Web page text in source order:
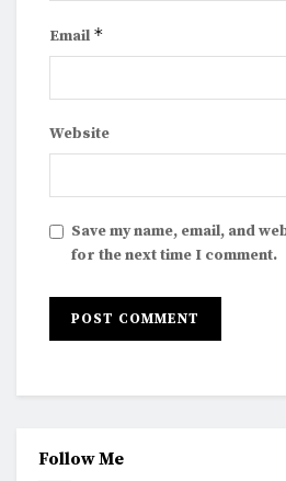
Email *
Website
Save my name, email, and
for the next time I comment.
Follow Me